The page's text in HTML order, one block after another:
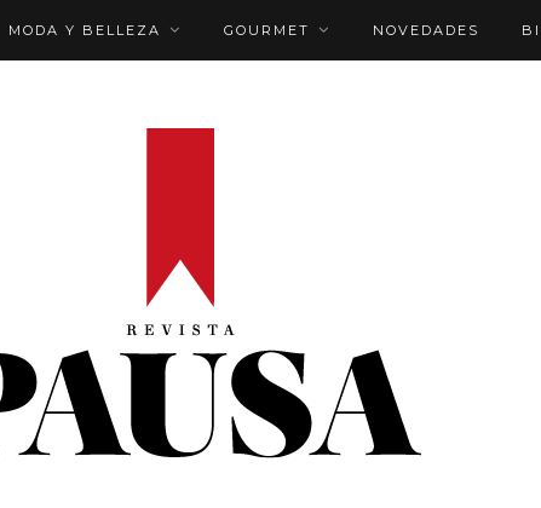
MODA Y BELLEZA GOURMET NOVEDADES